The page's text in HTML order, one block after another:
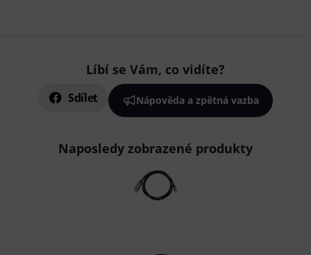
Líbí se Vám, co vidíte?
Sdílet Nápověda a zpětná vazba
Naposledy zobrazené produkty